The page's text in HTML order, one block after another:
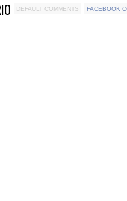
DEFAULT COMMENTS FACEBOOK